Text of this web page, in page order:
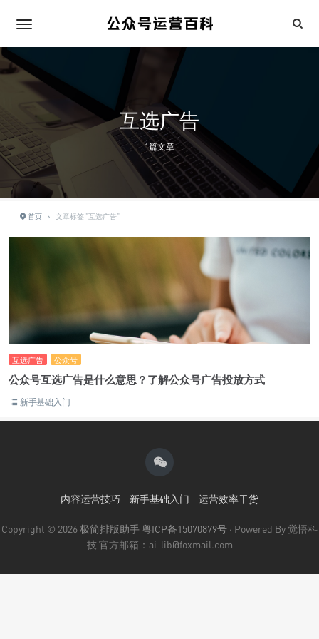
互选广告
1篇文章
首页 › 文章标签 "互选广告"
互选广告 公众号
公众号互选广告是什么意思？了解公众号广告投放方式
新手基础入门
内容运营技巧 新手基础入门 运营效率干货
Copyright © 2026极简排版助手粤ICP备15070879号 · Powered By 觉悟科
技 官方邮箱：ai-lib@foxmail.com